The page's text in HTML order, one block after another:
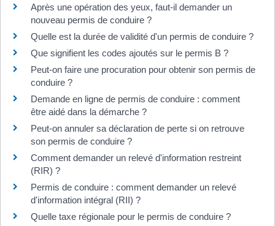
Après une opération des yeux, faut-il demander un
nouveau permis de conduire ?
Quelle est la durée de validité d'un permis de conduire ?
Que signifient les codes ajoutés sur le permis B ?
Peut-on faire une procuration pour obtenir son permis de
conduire ?
Demande en ligne de permis de conduire : comment
être aidé dans la démarche ?
Peut-on annuler sa déclaration de perte si on retrouve
son permis de conduire ?
Comment demander un relevé d'information restreint
(RIR) ?
Permis de conduire : comment demander un relevé
d'information intégral (RII) ?
Quelle taxe régionale pour le permis de conduire ?